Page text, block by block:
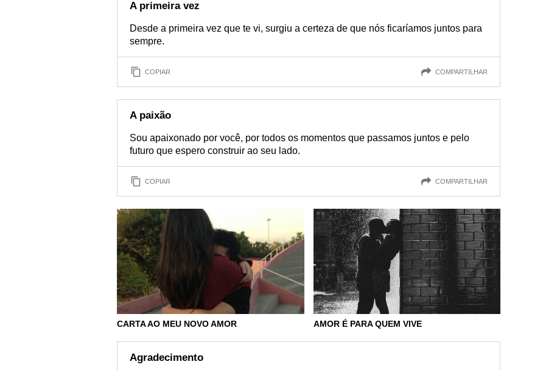
A primeira vez
Desde a primeira vez que te vi, surgiu a certeza de que nós ficaríamos juntos para
sempre.
COPIAR COMPARTILHAR
A paixão
Sou apaixonado por você, por todos os momentos que passamos juntos e pelo
futuro que espero construir ao seu lado.
COPIAR COMPARTILHAR
CARTA AO MEU NOVO AMOR AMOR É PARA QUEM VIVE
Agradecimento